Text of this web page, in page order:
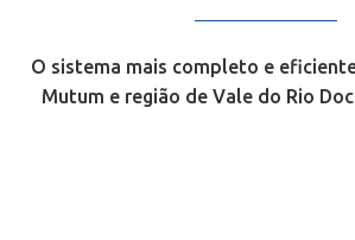
O sistema mais completo e
Mutum e região de Vale do Rio